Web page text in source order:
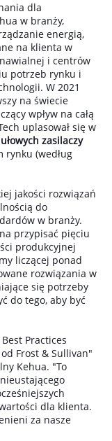
dla
w branży,
energią,
na klienta w
i centrów
potrzeb rynku i
W 2021
na świecie
wpływ na całą
uplasował się w
zasilaczy
rynku (według
jakości rozwiązań
do
w branży.
przypisać pięciu
produkcyjnej
liczącej ponad
rozwiązania w
się potrzeby
do tego, aby być
Practices
Frost & Sullivan"
Kehua. "To
dla klienta.
za nasze